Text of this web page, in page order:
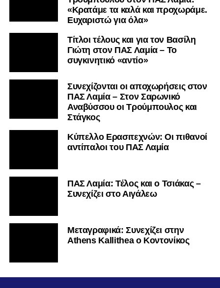
«Κρατάμε τα καλά και προχωράμε.
Ευχαριστώ για όλα»
Τίτλοι τέλους και για τον Βασίλη
Γιώτη στον ΠΑΣ Λαμία – Το
συγκινητικό «αντίο»
Συνεχίζονται οι αποχωρήσεις στον
ΠΑΣ Λαμία – Στον Σαρωνικό
Αναβύσσου οι Τρούμπουλος και
Στάγκος
Κύπελλο Ερασιτεχνών: Οι πιθανοί
αντίπαλοι του ΠΑΣ Λαμία
ΠΑΣ Λαμία: Τέλος και ο Τσιάκας –
Συνεχίζει στο Αιγάλεω
Mεταγραφικά: Συνεχίζει στην
Athens Kallithea ο Κοντονίκος